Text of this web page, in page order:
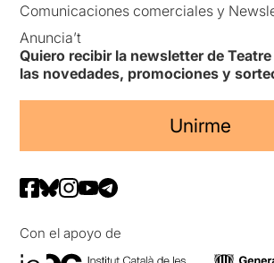
Comunicaciones comerciales y
Anuncia’t
Quiero recibir la newsletter de
las novedades, promociones y
Unirme
Con el apoyo de